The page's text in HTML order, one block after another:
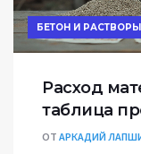
БЕТОН И РАСТВОРЫ
Расход
таблица
ОТ АРКАДИЙ